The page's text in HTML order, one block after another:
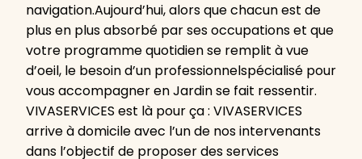
navigation.Aujourd’hui, alors que chacun est de
plus en plus absorbé par ses occupations et que
votre programme quotidien se remplit à vue
d’oeil, le besoin d’un professionnelspécialisé pour
vous accompagner en Jardin se fait ressentir.
VIVASERVICES est là pour ça : VIVASERVICES
arrive à domicile avec l’un de nos intervenants
dans l’objectif de proposer des services